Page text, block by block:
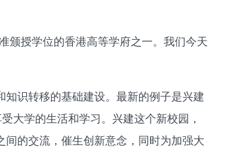
颁授学位的香港高等学府之一。我们今天
识转移的基础建设。最新的例子是兴建
大学的生活和学习。兴建这个新校园，
的交流，催生创新意念，同时为加强大